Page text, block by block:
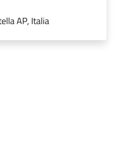
AP, Italia